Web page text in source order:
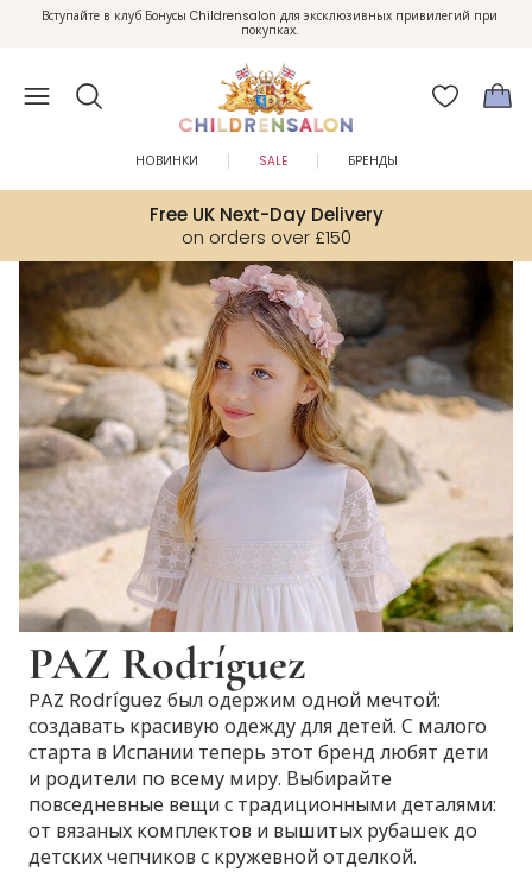
Enjoy 10% off your first order as a little welcome gift. Sign up here.
Вступайте в клуб Бонусы Childrensalon для эксклюзивных привилегий при
покупках.
Free UK Next-Day Delivery
on orders over £150
НОВИНКИ SALE БРЕНДЫ
PAZ Rodríguez
PAZ Rodríguez был одержим одной мечтой:
создавать красивую одежду для детей. С малого
старта в Испании теперь этот бренд любят дети
и родители по всему миру. Выбирайте
повседневные вещи с традиционными деталями:
от вязаных комплектов и вышитых рубашек до
детских чепчиков с кружевной отделкой.